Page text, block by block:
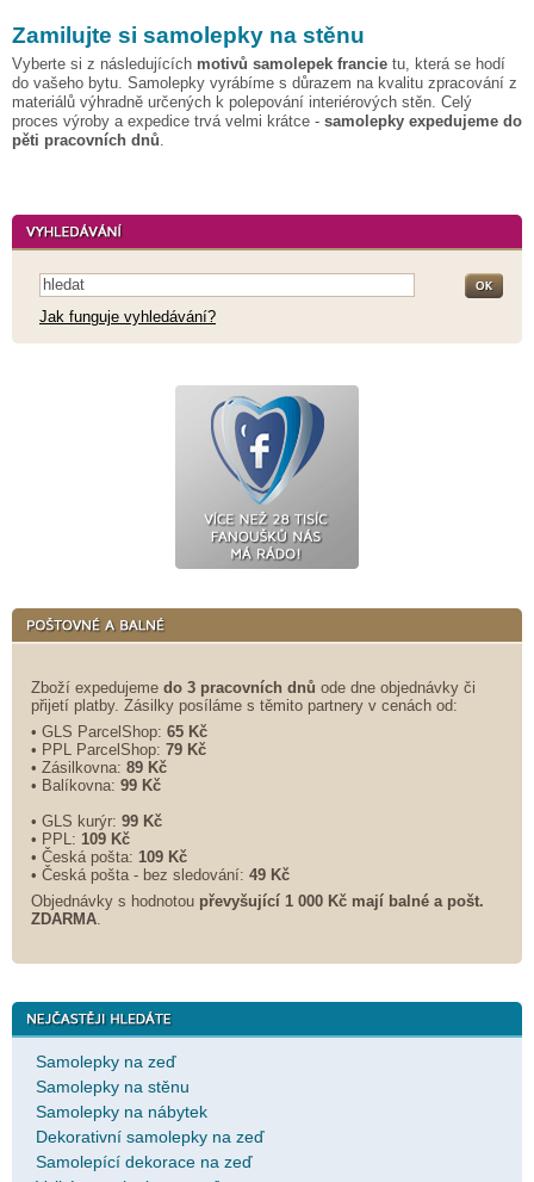
Zamilujte si samolepky na stěnu
Vyberte si z následujících motivů samolepek francie tu, která se hodí
do vašeho bytu. Samolepky vyrábíme s důrazem na kvalitu zpracování z
materiálů výhradně určených k polepování interiérových stěn. Celý
proces výroby a expedice trvá velmi krátce - samolepky expedujeme do
pěti pracovních dnů.
Jak funguje vyhledávání?
Zboží expedujeme do 3 pracovních dnů ode dne objednávky či
přijetí platby. Zásilky posíláme s těmito partnery v cenách od:
• GLS ParcelShop: 65 Kč
• PPL ParcelShop: 79 Kč
• Zásilkovna: 89 Kč
• Balíkovna: 99 Kč
• GLS kurýr: 99 Kč
• PPL: 109 Kč
• Česká pošta: 109 Kč
• Česká pošta - bez sledování: 49 Kč
Objednávky s hodnotou převyšující 1 000 Kč mají balné a pošt.
ZDARMA.
Samolepky na zeď
Samolepky na stěnu
Samolepky na nábytek
Dekorativní samolepky na zeď
Samolepící dekorace na zeď